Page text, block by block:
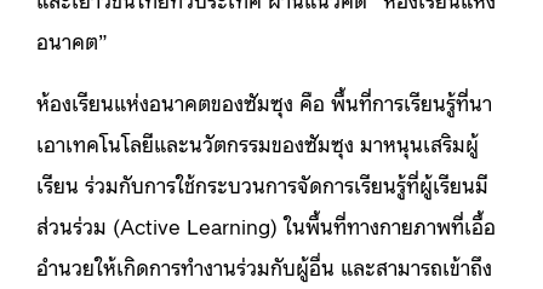
อนาคต”
ห้องเรียนแห่งอนาคตของซัมซุง คือ พื้นที่การเรียนรู้ที่นา
เอาเทคโนโลยีและนวัตกรรมของซัมซุง มาหนุนเสริมผู้
เรียน ร่วมกับการใช้กระบวนการจัดการเรียนรู้ที่ผู้เรียนมี
ส่วนร่วม (Active Learning) ในพื้นที่ทางกายภาพที่เอื้อ
อำนวยให้เกิดการทำงานร่วมกับผู้อื่น และสามารถเข้าถึง